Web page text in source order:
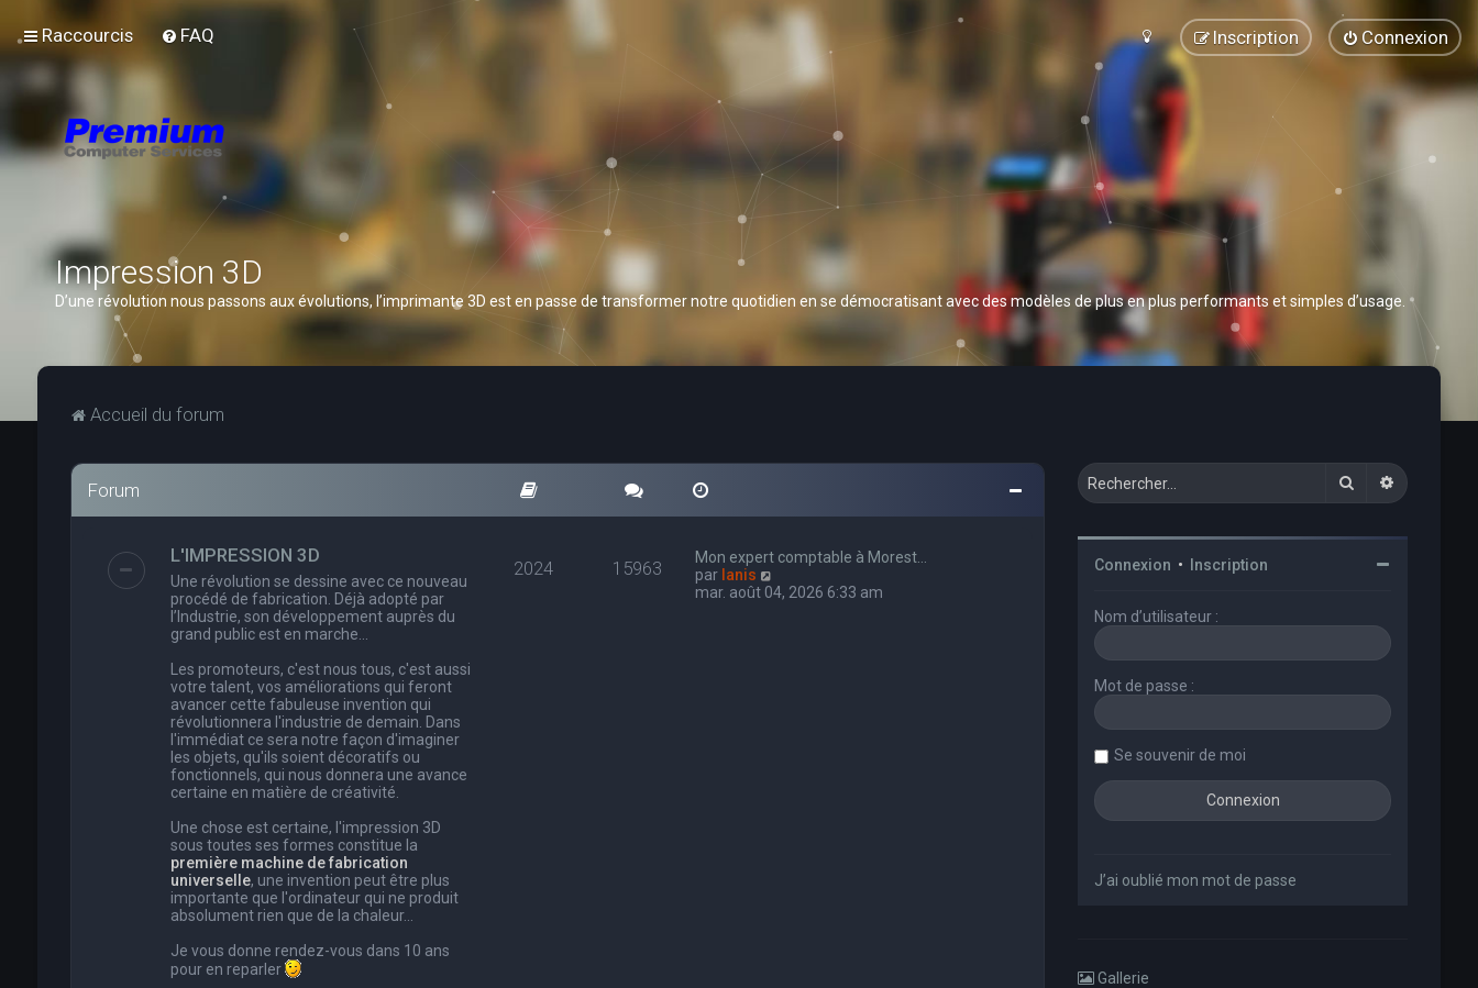
Raccourcis FAQ Connexion
Inscription
Impression 3D
D’une révolution nous passons aux évolutions, l’imprimante 3D est en passe de transformer notre quotidien en se démocratisant avec des modèles de plus en plus performants et simples d’usage.
Accueil du forum
Forum
L'IMPRESSION 3D
Une révolution se dessine avec ce nouveau
procédé de fabrication. Déjà adopté par
l’Industrie, son développement auprès du
grand public est en marche…
Les promoteurs, c'est nous tous, c'est aussi
votre talent, vos améliorations qui feront
avancer cette fabuleuse invention qui
révolutionnera l'industrie de demain. Dans
l'immédiat ce sera notre façon d'imaginer
les objets, qu'ils soient décoratifs ou
fonctionnels, qui nous donnera une avance
certaine en matière de créativité.
Une chose est certaine, l'impression 3D
sous toutes ses formes constitue la
première machine de fabrication
universelle, une invention peut être plus
importante que l'ordinateur qui ne produit
absolument rien que de la chaleur...
Je vous donne rendez-vous dans 10 ans
pour en reparler
2024 15963
Mon expert comptable à Morest…
par Ianis
o
mar. août 04, 2026 6:33 am
Rechercher
Connexion • Inscription
Nom d’utilisateur :
Mot de passe :
Se souvenir de moi
J’ai oublié mon mot de passe
Gallerie